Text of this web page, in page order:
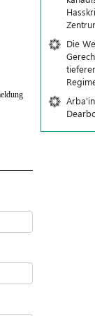
Die